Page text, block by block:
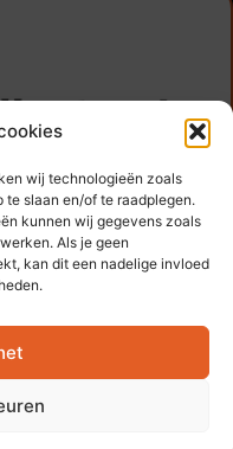
wij technologieën zoals
te slaan en/of te raadplegen.
kunnen wij gegevens zoals
Als je geen
kan dit een nadelige invloed